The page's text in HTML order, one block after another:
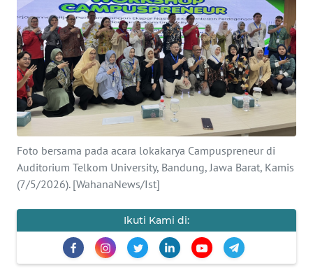
Foto bersama pada acara lokakarya Campuspreneur di
Auditorium Telkom University, Bandung, Jawa Barat, Kamis
(7/5/2026). [WahanaNews/Ist]
Ikuti Kami di:
KESEHATAN
INTERNASIONAL
SERBA-SERBI
PENDIDIKAN
OLAHRAGA
EDITORIAL